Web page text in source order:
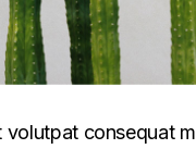
volutpat consequat